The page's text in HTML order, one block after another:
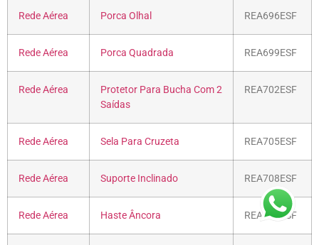
Rede Aérea Porca Olhal REA696ESF
Rede Aérea Porca Quadrada REA699ESF
Rede Aérea
Protetor Para Bucha Com 2
Saídas
REA702ESF
Rede Aérea Sela Para Cruzeta REA705ESF
Rede Aérea Suporte Inclinado REA708ESF
Rede Aérea Haste Âncora REA711ESF